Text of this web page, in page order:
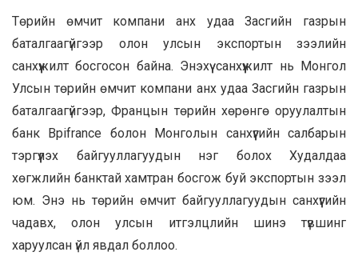
Төрийн өмчит компани анх удаа Засгийн газрын
баталгаагүйгээр олон улсын экспортын зээлийн
санхүүжилт босгосон байна. Энэхүү санхүүжилт нь Монгол
Улсын төрийн өмчит компани анх удаа Засгийн газрын
баталгаагүйгээр, Францын төрийн хөрөнгө оруулалтын
банк Bpifrance болон Монголын санхүүгийн салбарын
тэргүүлэх байгууллагуудын нэг болох Худалдаа
хөгжлийн банктай хамтран босгож буй экспортын зээл
юм. Энэ нь төрийн өмчит байгууллагуудын санхүүгийн
чадавх, олон улсын итгэлцлийн шинэ түвшинг
харуулсан үйл явдал боллоо.